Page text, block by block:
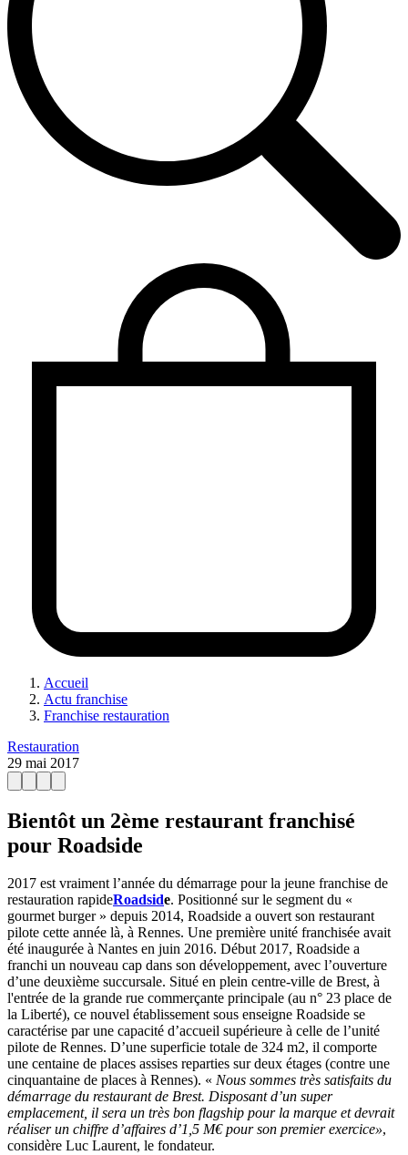
Accueil
Actu franchise
Franchise restauration
Restauration
29 mai 2017
Bientôt un 2ème restaurant franchisé
pour Roadside
2017 est vraiment l’année du démarrage pour la jeune franchise de
restauration rapideRoadside. Positionné sur le segment du «
gourmet burger » depuis 2014, Roadside a ouvert son restaurant
pilote cette année là, à Rennes. Une première unité franchisée avait
été inaugurée à Nantes en juin 2016. Début 2017, Roadside a
franchi un nouveau cap dans son développement, avec l’ouverture
d’une deuxième succursale. Situé en plein centre-ville de Brest, à
l'entrée de la grande rue commerçante principale (au n° 23 place de
la Liberté), ce nouvel établissement sous enseigne Roadside se
caractérise par une capacité d’accueil supérieure à celle de l’unité
pilote de Rennes. D’une superficie totale de 324 m2, il comporte
une centaine de places assises reparties sur deux étages (contre une
cinquantaine de places à Rennes). « Nous sommes très satisfaits du
démarrage du restaurant de Brest. Disposant d’un super
emplacement, il sera un très bon flagship pour la marque et devrait
réaliser un chiffre d’affaires d’1,5 M€ pour son premier exercice»,
considère Luc Laurent, le fondateur.